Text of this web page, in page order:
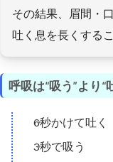
その結果、眉間・
吐く息を長くする
呼吸は“吸う”より“
6秒かけて吐く
3秒で吸う